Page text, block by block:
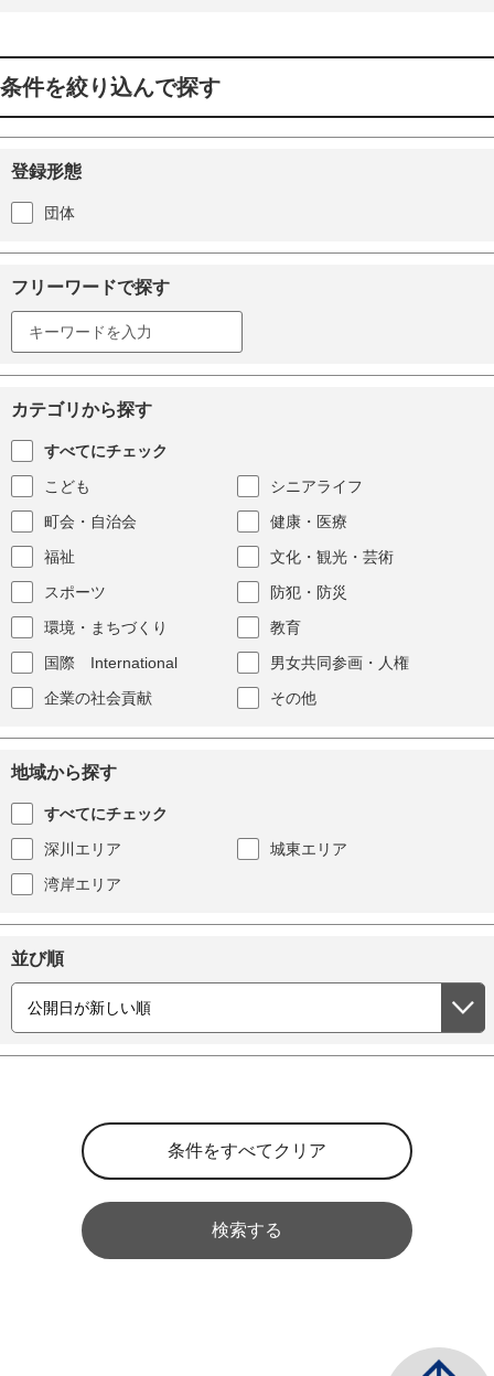
条件を絞り込んで探す
登録形態
団体
フリーワードで探す
カテゴリから探す
すべてにチェック
こども
シニアライフ
町会・自治会
健康・医療
福祉
文化・観光・芸術
スポーツ
防犯・防災
環境・まちづくり
教育
国際 International
男女共同参画・人権
企業の社会貢献
その他
地域から探す
すべてにチェック
深川エリア
城東エリア
湾岸エリア
並び順
検索する